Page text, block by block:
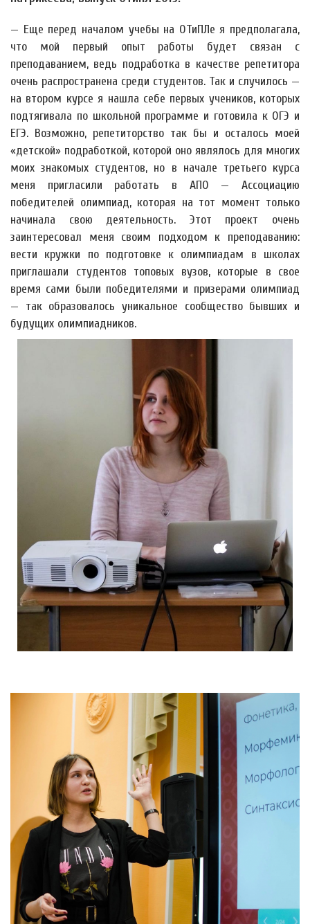
— Еще перед началом учебы на ОТиПЛе я предполагала,
что мой первый опыт работы будет связан с
преподаванием, ведь подработка в качестве репетитора
очень распространена среди студентов. Так и случилось —
на втором курсе я нашла себе первых учеников, которых
подтягивала по школьной программе и готовила к ОГЭ и
ЕГЭ. Возможно, репетиторство так бы и осталось моей
«детской» подработкой, которой оно являлось для многих
моих знакомых студентов, но в начале третьего курса
меня пригласили работать в АПО — Ассоциацию
победителей олимпиад, которая на тот момент только
начинала свою деятельность. Этот проект очень
заинтересовал меня своим подходом к преподаванию:
вести кружки по подготовке к олимпиадам в школах
приглашали студентов топовых вузов, которые в свое
время сами были победителями и призерами олимпиад
— так образовалось уникальное сообщество бывших и
будущих олимпиадников.